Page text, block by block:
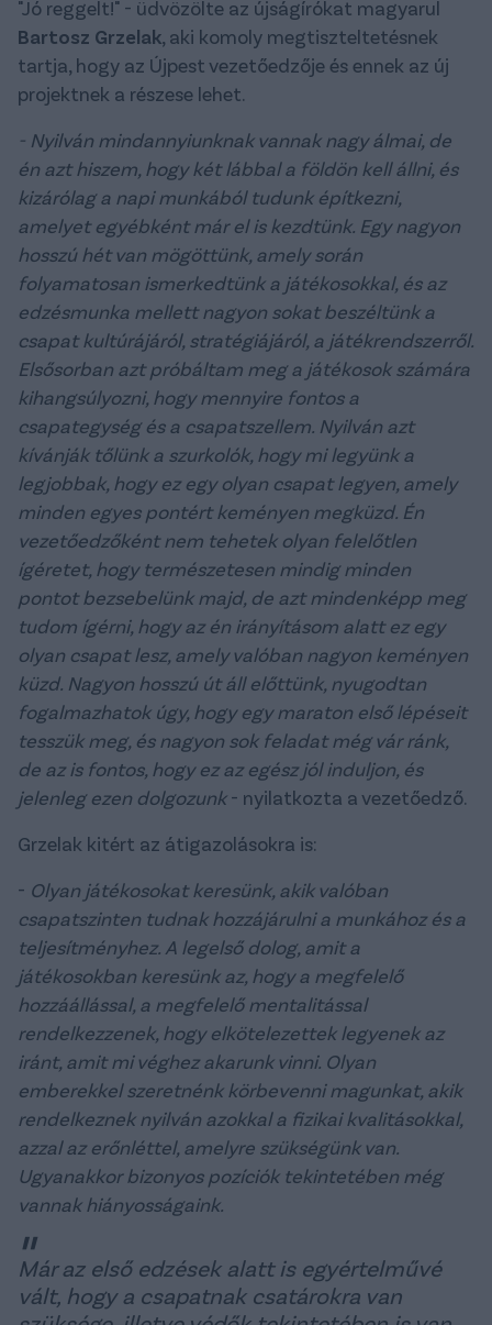
"Jó reggelt!" - üdvözölte az újságírókat magyarul
Bartosz Grzelak, aki komoly megtiszteltetésnek
tartja, hogy az Újpest vezetőedzője és ennek az új
projektnek a részese lehet.
- Nyilván mindannyiunknak vannak nagy álmai, de
én azt hiszem, hogy két lábbal a földön kell állni, és
kizárólag a napi munkából tudunk építkezni,
amelyet egyébként már el is kezdtünk. Egy nagyon
hosszú hét van mögöttünk, amely során
folyamatosan ismerkedtünk a játékosokkal, és az
edzésmunka mellett nagyon sokat beszéltünk a
csapat kultúrájáról, stratégiájáról, a játékrendszerről.
Elsősorban azt próbáltam meg a játékosok számára
kihangsúlyozni, hogy mennyire fontos a
csapategység és a csapatszellem. Nyilván azt
kívánják tőlünk a szurkolók, hogy mi legyünk a
legjobbak, hogy ez egy olyan csapat legyen, amely
minden egyes pontért keményen megküzd. Én
vezetőedzőként nem tehetek olyan felelőtlen
ígéretet, hogy természetesen mindig minden
pontot bezsebelünk majd, de azt mindenképp meg
tudom ígérni, hogy az én irányításom alatt ez egy
olyan csapat lesz, amely valóban nagyon keményen
küzd. Nagyon hosszú út áll előttünk, nyugodtan
fogalmazhatok úgy, hogy egy maraton első lépéseit
tesszük meg, és nagyon sok feladat még vár ránk,
de az is fontos, hogy ez az egész jól induljon, és
jelenleg ezen dolgozunk- nyilatkozta a vezetőedző.
Grzelak kitért az átigazolásokra is:
- Olyan játékosokat keresünk, akik valóban
csapatszinten tudnak hozzájárulni a munkához és a
teljesítményhez. A legelső dolog, amit a
játékosokban keresünk az, hogy a megfelelő
hozzáállással, a megfelelő mentalitással
rendelkezzenek, hogy elkötelezettek legyenek az
iránt, amit mi véghez akarunk vinni. Olyan
emberekkel szeretnénk körbevenni magunkat, akik
rendelkeznek nyilván azokkal a fizikai kvalitásokkal,
azzal az erőnléttel, amelyre szükségünk van.
Ugyanakkor bizonyos pozíciók tekintetében még
vannak hiányosságaink.
Már az első edzések alatt is egyértelművé
vált, hogy a csapatnak csatárokra van